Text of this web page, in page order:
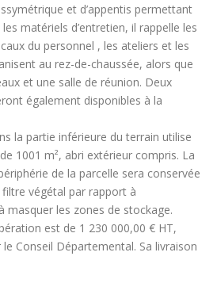
et d’appentis permettant
matériels d’entretien, il rappelle les
du personnel , les ateliers et les
au rez-de-chaussée, alors que
et une salle de réunion. Deux
également disponibles à la
la partie inférieure du terrain utilise
1001 m², abri extérieur compris. La
de la parcelle sera conservée
végétal par rapport à
masquer les zones de stockage.
est de 1 230 000,00 € HT,
Conseil Départemental. Sa livraison